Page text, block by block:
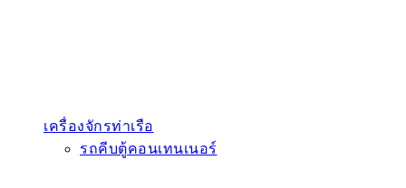
เครื่องจักรท่าเรือ
รถคีบตู้คอนเทนเนอร์